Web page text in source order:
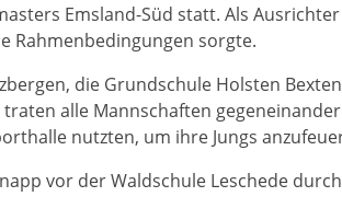
Emsland-Süd statt. Als
Rahmenbedingungen sorgte.
die Grundschule Holsten
alle Mannschaften
nutzten, um ihre Jungs
vor der Waldschule Leschede